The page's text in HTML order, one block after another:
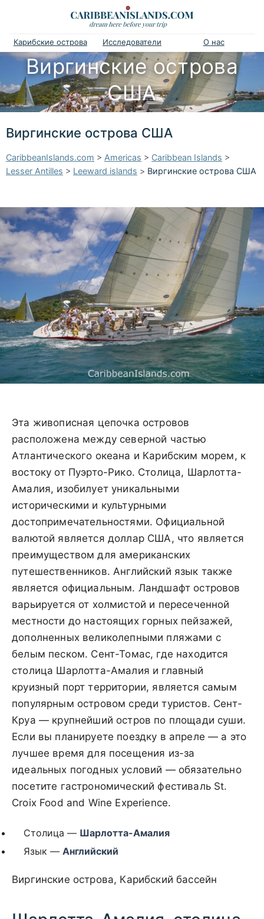
Карибские острова Исследователи О нас
Виргинские острова
США
Виргинские острова США
CaribbeanIslands.com > Americas > Caribbean Islands >
Lesser Antilles > Leeward islands > Виргинские острова США
Эта живописная цепочка островов
расположена между северной частью
Атлантического океана и Карибским морем, к
востоку от Пуэрто-Рико. Столица, Шарлотта-
Амалия, изобилует уникальными
историческими и культурными
достопримечательностями. Официальной
валютой является доллар США, что является
преимуществом для американских
путешественников. Английский язык также
является официальным. Ландшафт островов
варьируется от холмистой и пересеченной
местности до настоящих горных пейзажей,
дополненных великолепными пляжами с
белым песком. Сент-Томас, где находится
столица Шарлотта-Амалия и главный
круизный порт территории, является самым
популярным островом среди туристов. Сент-
Круа — крупнейший остров по площади суши.
Если вы планируете поездку в апреле — а это
лучшее время для посещения из-за
идеальных погодных условий — обязательно
посетите гастрономический фестиваль St.
Croix Food and Wine Experience.
Столица — Шарлотта-Амалия
Язык — Английский
Виргинские острова, Карибский бассейн